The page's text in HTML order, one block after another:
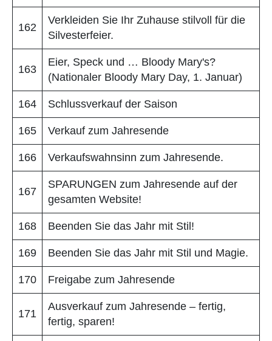
162
Verkleiden Sie Ihr Zuhause stilvoll für die
Silvesterfeier.
163
Eier, Speck und … Bloody Mary's?
(Nationaler Bloody Mary Day, 1. Januar)
164 Schlussverkauf der Saison
165 Verkauf zum Jahresende
166 Verkaufswahnsinn zum Jahresende.
167
SPARUNGEN zum Jahresende auf der
gesamten Website!
168 Beenden Sie das Jahr mit Stil!
169 Beenden Sie das Jahr mit Stil und Magie.
170 Freigabe zum Jahresende
171
Ausverkauf zum Jahresende – fertig,
fertig, sparen!